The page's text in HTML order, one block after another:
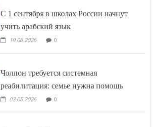
С 1 сентября в школах России начнут
учить арабский язык
19.06.2026 0
Чолпон требуется системная
реабилитация: семье нужна помощь
03.05.2026 0